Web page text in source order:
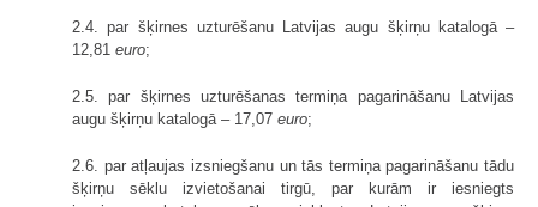
2.4. par šķirnes uzturēšanu Latvijas augu šķirņu katalogā –
12,81 euro;
2.5. par šķirnes uzturēšanas termiņa pagarināšanu Latvijas
augu šķirņu katalogā – 17,07 euro;
2.6. par atļaujas izsniegšanu un tās termiņa pagarināšanu tādu
šķirņu sēklu izvietošanai tirgū, par kurām ir iesniegts